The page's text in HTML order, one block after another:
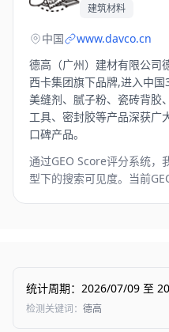
建筑材料
中国
www.davco.cn
德高（广州）建材有限公司
西卡集团旗下品牌,进入中国
美缝剂、腻子粉、瓷砖背胶
工具、密封胶等产品深获广
口碑产品。
通过GEO Score评分系统，
型下的搜索可见度。 当前
统计周期： 2026/07/09 至
检测关键词： 德高